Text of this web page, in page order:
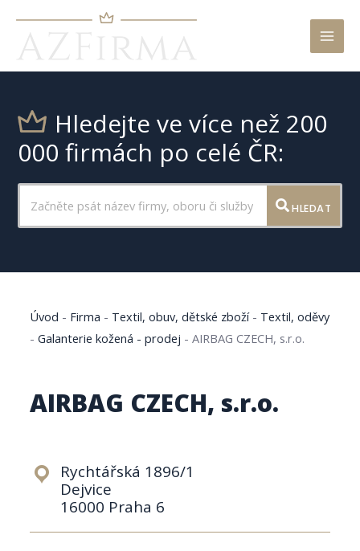
Hledejte ve více než 200
000 firmách po celé ČR:
HLEDAT
Úvod - Firma - Textil, obuv, dětské zboží- Textil, oděvy
-Galanterie kožená - prodej -AIRBAG CZECH, s.r.o.
AIRBAG CZECH, s.r.o.
Rychtářská 1896/1
Dejvice
16000 Praha 6